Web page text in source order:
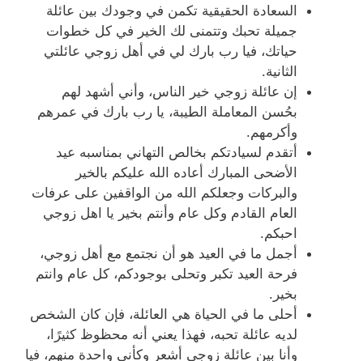
السعادة الحقيقية تكمن في وجودك بين عائلة
جميلة تحبك وتتمنى لك الخير في كل خطوات
حياتك، فيا رب بارك لي في أهل زوجي عائلتي
الثانية.
إن عائلة زوجي خير الناس، وأني أشهد لهم
بحُسن المعاملة الطيبة، يا رب بارك في عمرهم
وأكرمهم.
أتقدم لسيادتكم بخالص التهاني بمناسبه عيد
الأضحى المبارك أعاده الله عليكم بالخير
والبركات وجعلكم الله من الواقفين على عرفات
العام القادم وكل عام وأنتم بخير يا اهل زوجي
احبكم.
أجمل ما في العيد هو أن نجتمع مع أهل زوجي،
فرحة العيد تكبر وتحلى بوجودكم، كل عام وانتم
بخير.
أحلى ما في الحياة هي العائلة، فإن كان الشخص
لديه عائلة تحبه، فهذا يعني أنه محظوظ كثيرًا،
وأنا بين عائلة زوجي أشعر وكأني واحدة منهم، فيا